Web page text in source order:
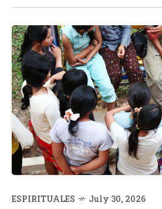
ESPIRITUALES July 30, 2026